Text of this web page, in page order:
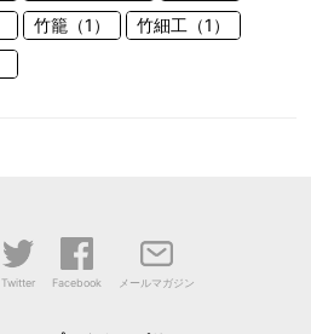
竹籠（1）
竹細工（1）
Twitter Facebook メールマガジン